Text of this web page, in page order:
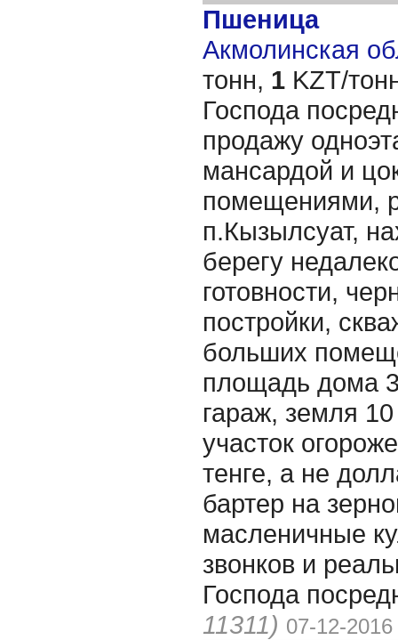
Пшеница
Акмолинская
тонн, 1 KZT/
Господа
продажу
мансардой и
помещениями,
п.Кызылсуат,
берегу
готовности,
постройки,
больших
площадь дома
гараж, земля 10
участок
тенге, а не
бартер на
масленичные
звонков и
Господа
11311) 07-12-2016